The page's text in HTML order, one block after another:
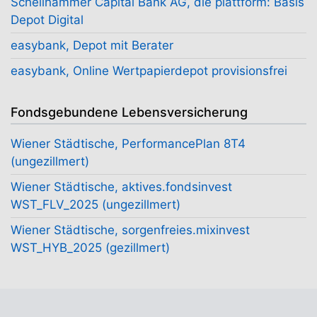
Depot Digital
easybank, Depot mit Berater
easybank, Online Wertpapierdepot provisionsfrei
Fondsgebundene Lebensversicherung
Wiener Städtische, PerformancePlan 8T4
(ungezillmert)
Wiener Städtische, aktives.fondsinvest
WST_FLV_2025 (ungezillmert)
Wiener Städtische, sorgenfreies.mixinvest
WST_HYB_2025 (gezillmert)